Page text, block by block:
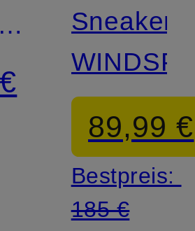
Sneaker
89,99 €
Bestpreis:
185 €